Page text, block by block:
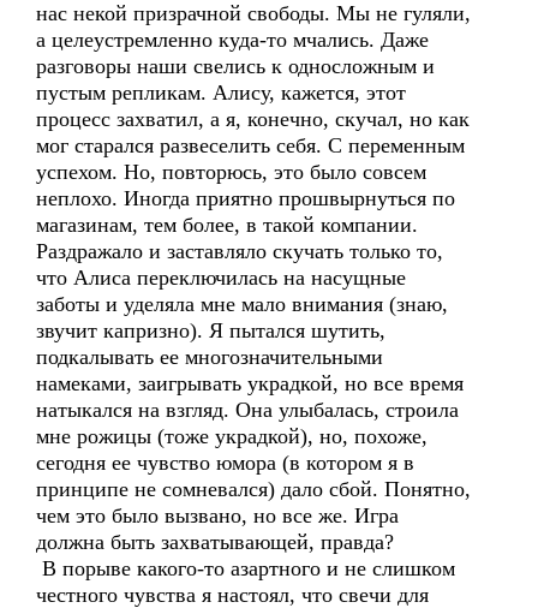
нас некой призрачной свободы. Мы не гуляли,
а целеустремленно куда-то мчались. Даже
разговоры наши свелись к односложным и
пустым репликам. Алису, кажется, этот
процесс захватил, а я, конечно, скучал, но как
мог старался развеселить себя. С переменным
успехом. Но, повторюсь, это было совсем
неплохо. Иногда приятно прошвырнуться по
магазинам, тем более, в такой компании.
Раздражало и заставляло скучать только то,
что Алиса переключилась на насущные
заботы и уделяла мне мало внимания (знаю,
звучит капризно). Я пытался шутить,
подкалывать ее многозначительными
намеками, заигрывать украдкой, но все время
натыкался на взгляд. Она улыбалась, строила
мне рожицы (тоже украдкой), но, похоже,
сегодня ее чувство юмора (в котором я в
принципе не сомневался) дало сбой. Понятно,
чем это было вызвано, но все же. Игра
должна быть захватывающей, правда?
В порыве какого-то азартного и не слишком
честного чувства я настоял, что свечи для